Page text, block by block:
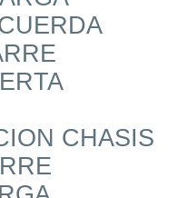
CHASIS